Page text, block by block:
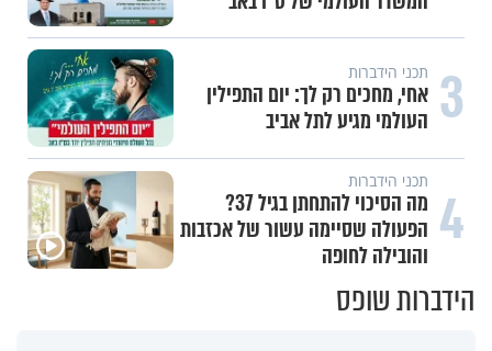
3 תכני הידברות
אחי, מחכים רק לך: יום התפילין
העולמי מגיע לתל אביב
4 תכני הידברות
מה הסיכוי להתחתן בגיל 37?
הפעולה שסיימה עשור של אכזבות
והובילה לחופה
הידברות שופס